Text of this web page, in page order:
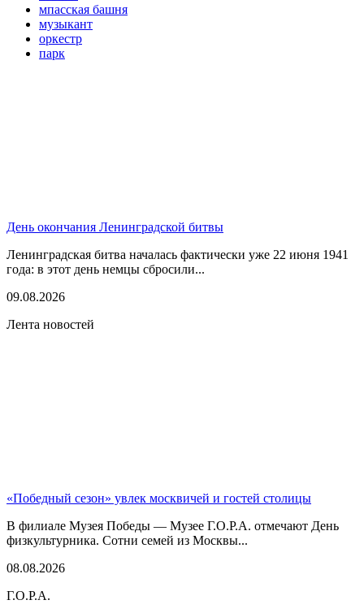
мпасская башня
музыкант
оркестр
парк
День окончания Ленинградской битвы
Ленинградская битва началась фактически уже 22 июня 1941
года: в этот день немцы сбросили...
09.08.2026
Лента новостей
«Победный сезон» увлек москвичей и гостей столицы
В филиале Музея Победы — Музее Г.О.Р.А. отмечают День
физкультурника. Сотни семей из Москвы...
08.08.2026
Г.О.Р.А.